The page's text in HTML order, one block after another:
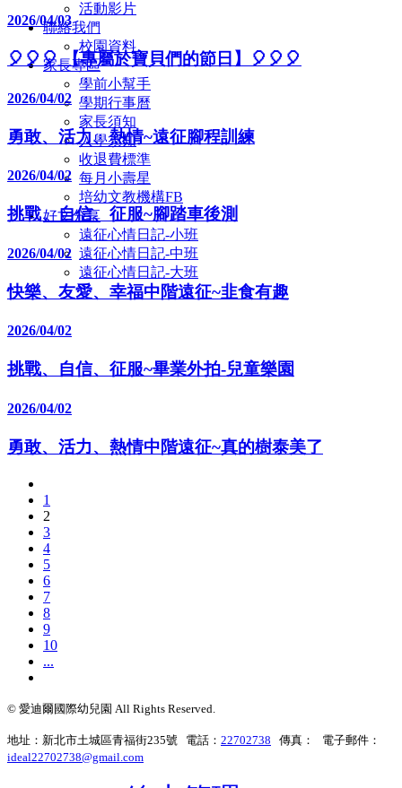
活動影片
聯絡我們
校園資料
家長專區
學前小幫手
學期行事曆
家長須知
入學須知
收退費標準
每月小壽星
培幼文教機構FB
好文分享
遠征心情日記-小班
遠征心情日記-中班
遠征心情日記-大班
2026/04/03
🎈🎈🎈 【專屬於寶貝們的節日】🎈🎈🎈
2026/04/02
勇敢、活力、熱情~遠征腳程訓練
2026/04/02
挑戰、自信、征服~腳踏車後測
2026/04/02
快樂、友愛、幸福中階遠征~韭食有趣
2026/04/02
挑戰、自信、征服~畢業外拍-兒童樂園
2026/04/02
勇敢、活力、熱情中階遠征~真的樹泰美了
1
2
3
4
5
6
7
8
9
10
...
© 愛迪爾國際幼兒園 All Rights Reserved.
地址：新北市土城區青福街235號 電話： 22702738 傳真： 電子郵件：
ideal22702738@gmail.com